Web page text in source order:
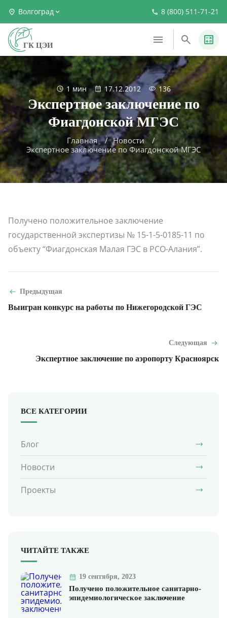
Волгоград 8 (800) 511-71-21
ГК ЦЭИ
1 мин 17.12.2012 136
Экспертное заключение по
Фиагдонской МГЭС
Главная
Новости
Экспертное заключение по Фиагдонской МГЭС
Получено положительное заключение
государственной экспертизы № 15-1-5-0185-11 по
объекту “Фиагдонская Малая ГЭС в РСО-Алания”.
Предыдущая
Выигран конкурс на работы по Нижегородской ГЭС
Следующая
Экспертное заключение по аэропорту Красноярск
ВСЕ КАТЕГОРИИ
Блог
Новости
Проекты
ЧИТАЙТЕ ТАКЖЕ
19 сентября, 2023
Получено положительное санитарно-
эпидемиологическое заключение